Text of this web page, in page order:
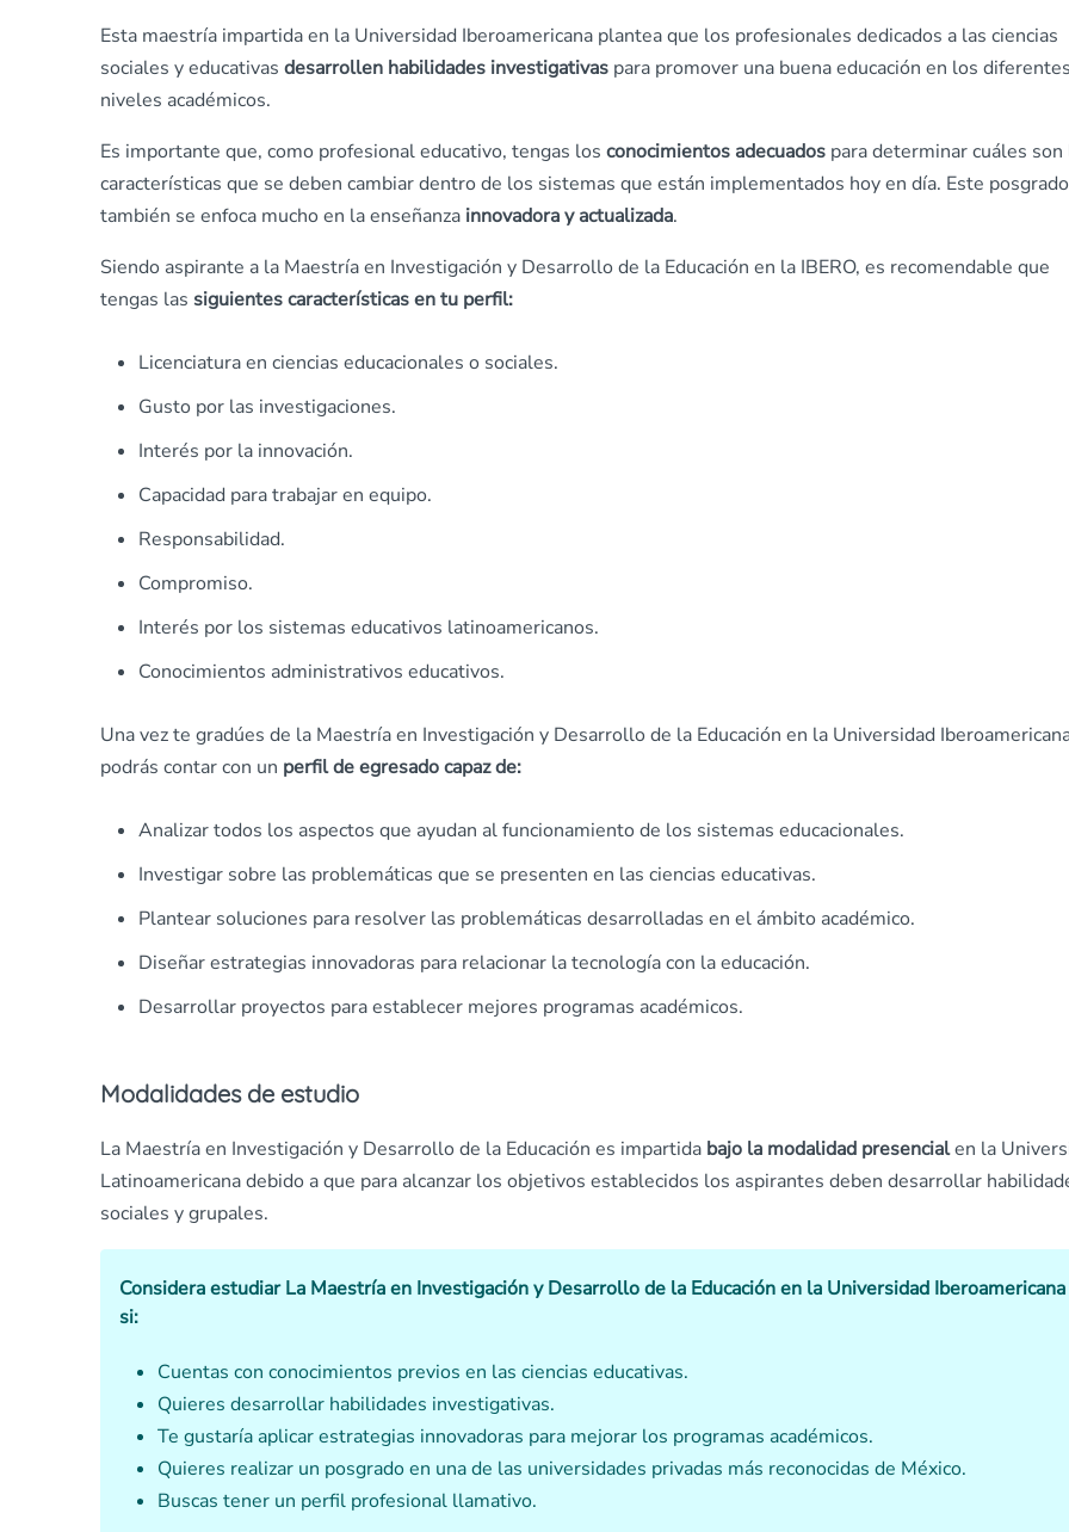
Esta maestría impartida en la Universidad Iberoamericana plantea que los profesionales dedicados a las ciencias
sociales y educativas desarrollen habilidades investigativas para promover una buena educación en los diferentes
niveles académicos.
Es importante que, como profesional educativo, tengas los conocimientos adecuados para determinar cuáles son
características que se deben cambiar dentro de los sistemas que están implementados hoy en día. Este posgrado
también se enfoca mucho en la enseñanza innovadora y actualizada.
Siendo aspirante a la Maestría en Investigación y Desarrollo de la Educación en la IBERO, es recomendable que
tengas las siguientes características en tu perfil:
Licenciatura en ciencias educacionales o sociales.
Gusto por las investigaciones.
Interés por la innovación.
Capacidad para trabajar en equipo.
Responsabilidad.
Compromiso.
Interés por los sistemas educativos latinoamericanos.
Conocimientos administrativos educativos.
Una vez te gradúes de la Maestría en Investigación y Desarrollo de la Educación en la Universidad
podrás contar con un perfil de egresado capaz de:
Analizar todos los aspectos que ayudan al funcionamiento de los sistemas educacionales.
Investigar sobre las problemáticas que se presenten en las ciencias educativas.
Plantear soluciones para resolver las problemáticas desarrolladas en el ámbito académico.
Diseñar estrategias innovadoras para relacionar la tecnología con la educación.
Desarrollar proyectos para establecer mejores programas académicos.
Modalidades de estudio
La Maestría en Investigación y Desarrollo de la Educación es impartida bajo la modalidad presencialen la
Latinoamericana debido a que para alcanzar los objetivos establecidos los aspirantes deben desarrollar
sociales y grupales.
Considera estudiar La Maestría en Investigación y Desarrollo de la Educación en la Universidad Iberoamericana
si:
Cuentas con conocimientos previos en las ciencias educativas.
Quieres desarrollar habilidades investigativas.
Te gustaría aplicar estrategias innovadoras para mejorar los programas académicos.
Quieres realizar un posgrado en una de las universidades privadas más reconocidas de México.
Buscas tener un perfil profesional llamativo.